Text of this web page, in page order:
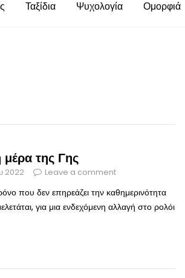
Ταξίδια Ψυχολογία Ομορφιά
μέρα της Γης
2022 Leave a comment
που δεν επηρεάζει την καθημερινότητα
για μια ενδεχόμενη αλλαγή στο ρολόι